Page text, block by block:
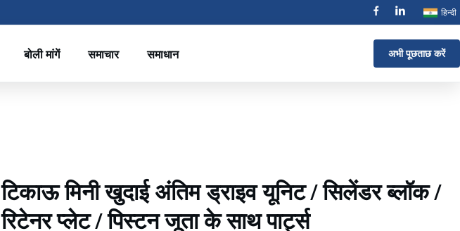
हिन्दी
बोली मांगें समाचार समाधान अभी पूछताछ करें
टिकाऊ मिनी खुदाई अंतिम ड्राइव यूनिट / सिलेंडर ब्लॉक /
रिटेनर प्लेट / पिस्टन जूता के साथ पार्ट्स